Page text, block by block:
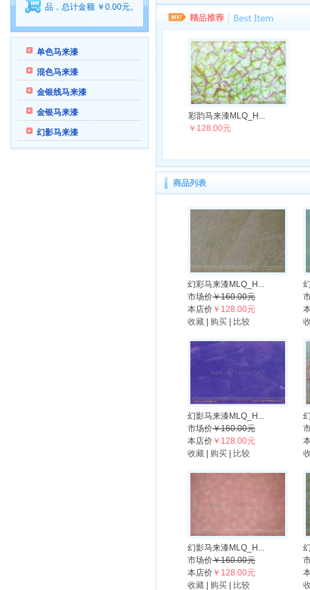
品，总计金额 ￥0.00元。
单色马来漆
混色马来漆
金银线马来漆
金银马来漆
幻影马来漆
彩韵马来漆MLQ_H...
￥128.00元
商品列表
幻彩马来漆MLQ_H...
市场价￥160.00元
本店价 ￥128.00元
收藏
购买 比较
幻影马来漆MLQ_H...
市场价￥160.00元
本店价 ￥128.00元
收藏
购买 比较
幻影马来漆MLQ_H...
市场价￥160.00元
本店价 ￥128.00元
收藏
购买 比较